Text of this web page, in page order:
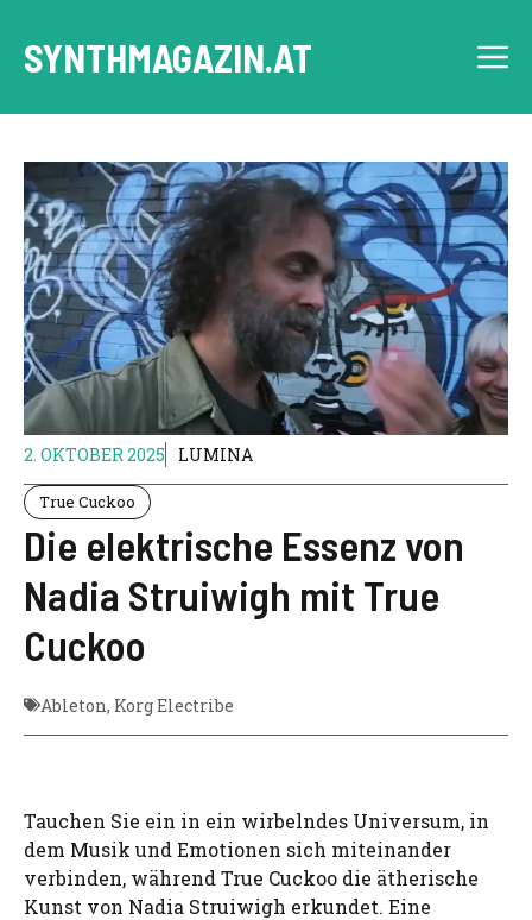
content
SYNTHMAGAZIN.AT
2. OKTOBER 2025 LUMINA
True Cuckoo
Die elektrische Essenz von
Nadia Struiwigh mit True
Cuckoo
Ableton, Korg Electribe
Tauchen Sie ein in ein wirbelndes Universum, in
dem Musik und Emotionen sich miteinander
verbinden, während True Cuckoo die ätherische
Kunst von Nadia Struiwigh erkundet. Eine